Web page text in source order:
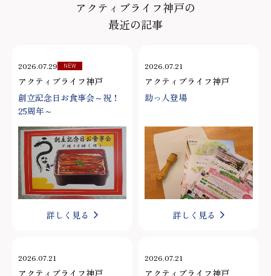
アクティブライフ神戸の
最近の記事
2026.07.29 NEW
アクティブライフ神戸
創立記念日お食事会～祝！
25周年～
詳しく見る
2026.07.21
アクティブライフ神戸
助っ人登場
詳しく見る
2026.07.21 2026.07.21